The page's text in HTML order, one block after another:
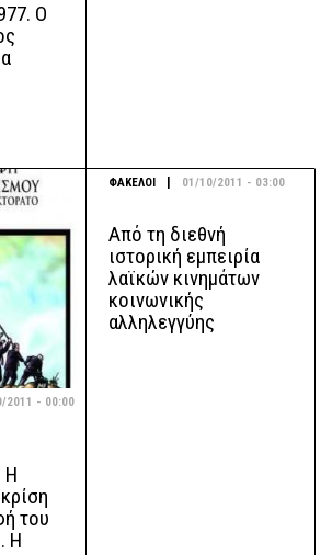
Ο
2011 - 00:00
Η
του
Η
ΦΑΚΕΛΟΙ 01/10/2011 - 03:00
Από τη διεθνή
ιστορική εμπειρία
λαϊκών κινημάτων
κοινωνικής
αλληλεγγύης